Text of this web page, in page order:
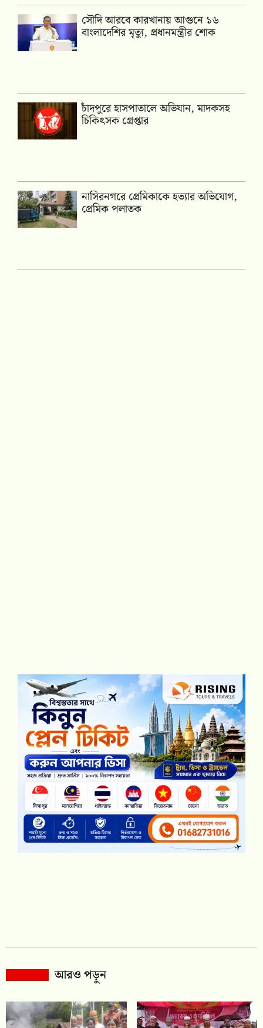
সৌদি আরবে কারখানায় আগুনে ১৬
বাংলাদেশির মৃত্যু, প্রধানমন্ত্রীর শোক
চাঁদপুরে হাসপাতালে অভিযান, মাদকসহ
চিকিৎসক গ্রেপ্তার
নাসিরনগরে প্রেমিকাকে হত্যার অভিযোগ,
প্রেমিক পলাতক
আরও পড়ুন